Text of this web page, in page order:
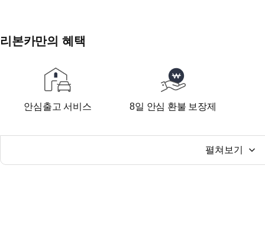
리본카만의 혜택
안심출고 서비스 8일 안심 환불 보장제
펼쳐보기